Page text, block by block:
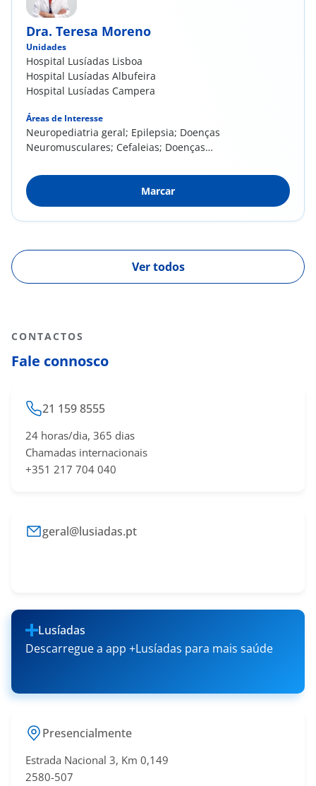
Dra. Teresa Moreno
Unidades
Hospital Lusíadas Lisboa
Hospital Lusíadas Albufeira
Hospital Lusíadas Campera
Áreas de Interesse
Neuropediatria geral; Epilepsia; Doenças
Neuromusculares; Cefaleias; Doenças
Marcar
Ver todos
CONTACTOS
Fale connosco
21 159 8555
24 horas/dia, 365 dias
Chamadas internacionais
+351 217 704 040
geral@lusiadas.pt
Lusíadas
Descarregue a app +Lusíadas para mais saúde
Presencialmente
Estrada Nacional 3, Km 0,149
2580-507